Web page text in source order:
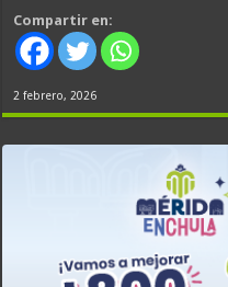
Compartir en:
2 febrero, 2026